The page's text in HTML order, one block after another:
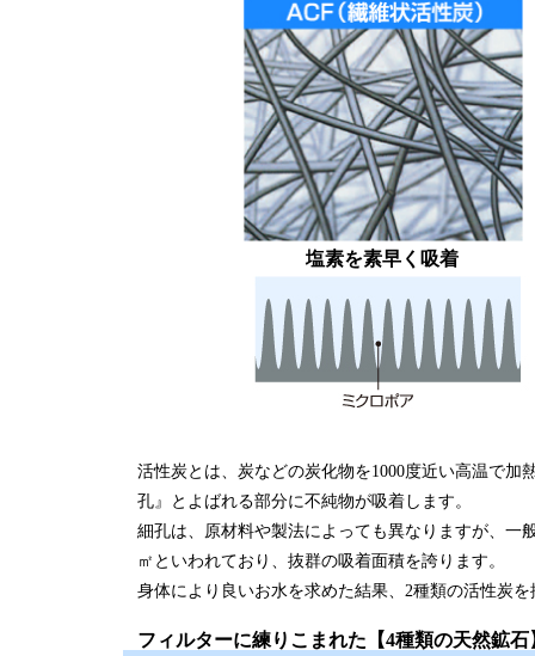
塩素を素早く吸着
活性炭とは、炭などの炭化物を1000度近い高温で
孔』とよばれる部分に不純物が吸着します。
細孔は、原材料や製法によっても異なりますが、一
㎡といわれており、抜群の吸着面積を誇ります。
身体により良いお水を求めた結果、2種類の活性炭を
フィルターに練りこまれた【4種類の天然鉱